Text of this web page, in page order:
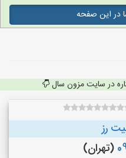
در این صفحه
در سایت مزون سال
رز
(تهران)